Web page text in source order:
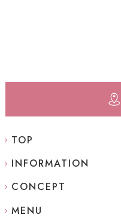
TOP
INFORMATION
CONCEPT
MENU